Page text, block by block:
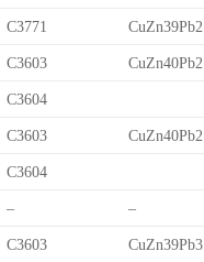
C3771 CuZn39Pb2
C3603 CuZn40Pb2
C3604
C3603 CuZn40Pb2
C3604
– –
C3603 CuZn39Pb3